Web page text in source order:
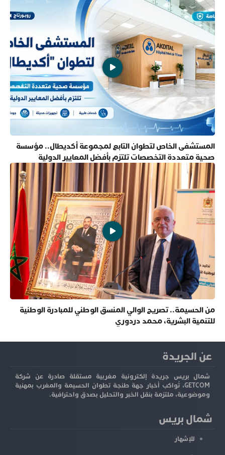
المستشفى الخاص لتطوان التابع لمجموعة أكديطال.. مؤسسة
صحية متعددة التخصصات تلتزم بأفضل المعايير الدولية
من الحسيمة.. تصريح الوالي المنسق الوطني للمبادرة الوطنية
للتنمية البشرية، محمد دردوري
عن الجريدة
شمال بريس جريدة إلكترونية مغربية مستقلة صادرة عن شركة
GETCOM، تُواكب أخبار جهة طنجة تطوان الحسيمة والمغرب بمهنية
وموضوعية، ملتزمة بنقل الخبر والتحليل بصدق واحترافية.
شمال بريس
للإشهار